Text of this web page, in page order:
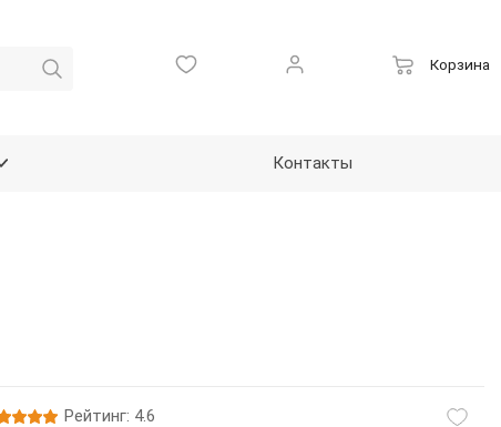
Корзина
Контакты
Рейтинг: 4.6